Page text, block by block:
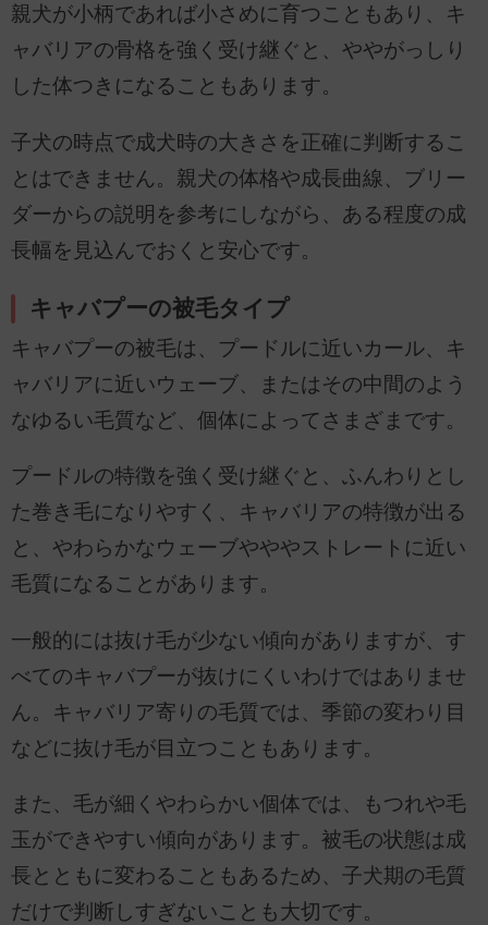
親犬が小柄であれば小さめに育つこともあり、キ
ャバリアの骨格を強く受け継ぐと、ややがっしり
した体つきになることもあります。
子犬の時点で成犬時の大きさを正確に判断するこ
とはできません。親犬の体格や成長曲線、ブリー
ダーからの説明を参考にしながら、ある程度の成
長幅を見込んでおくと安心です。
キャバプーの被毛タイプ
キャバプーの被毛は、プードルに近いカール、キ
ャバリアに近いウェーブ、またはその中間のよう
なゆるい毛質など、個体によってさまざまです。
プードルの特徴を強く受け継ぐと、ふんわりとし
た巻き毛になりやすく、キャバリアの特徴が出る
と、やわらかなウェーブやややストレートに近い
毛質になることがあります。
一般的には抜け毛が少ない傾向がありますが、す
べてのキャバプーが抜けにくいわけではありませ
ん。キャバリア寄りの毛質では、季節の変わり目
などに抜け毛が目立つこともあります。
また、毛が細くやわらかい個体では、もつれや毛
玉ができやすい傾向があります。被毛の状態は成
長とともに変わることもあるため、子犬期の毛質
だけで判断しすぎないことも大切です。